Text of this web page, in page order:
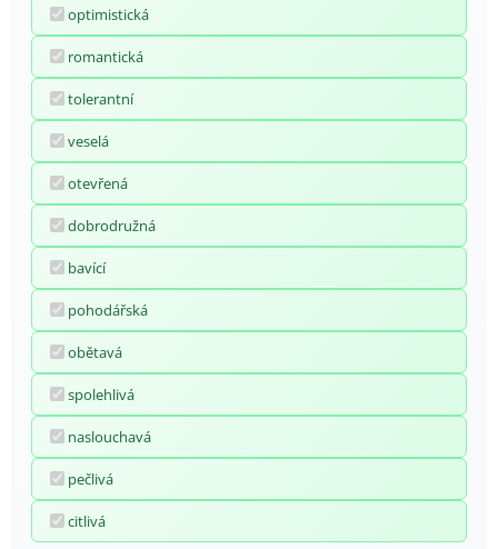
optimistická
romantická
tolerantní
veselá
otevřená
dobrodružná
bavící
pohodářská
obětavá
spolehlivá
naslouchavá
pečlivá
citlivá